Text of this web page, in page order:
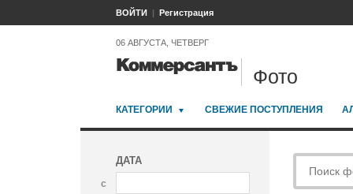
ВОЙТИ Регистрация
06 АВГУСТА, ЧЕТВЕРГ
Фото
КАТЕГОРИИ СВЕЖИЕ ПОСТУПЛЕНИЯ
ДАТА
с